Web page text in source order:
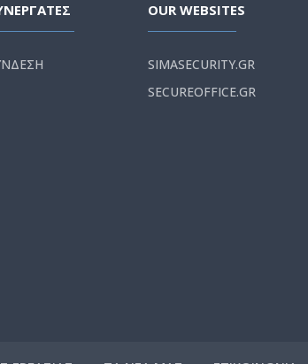
OUR WEBSITES
SIMASECURITY.GR
SECUREOFFICE.GR